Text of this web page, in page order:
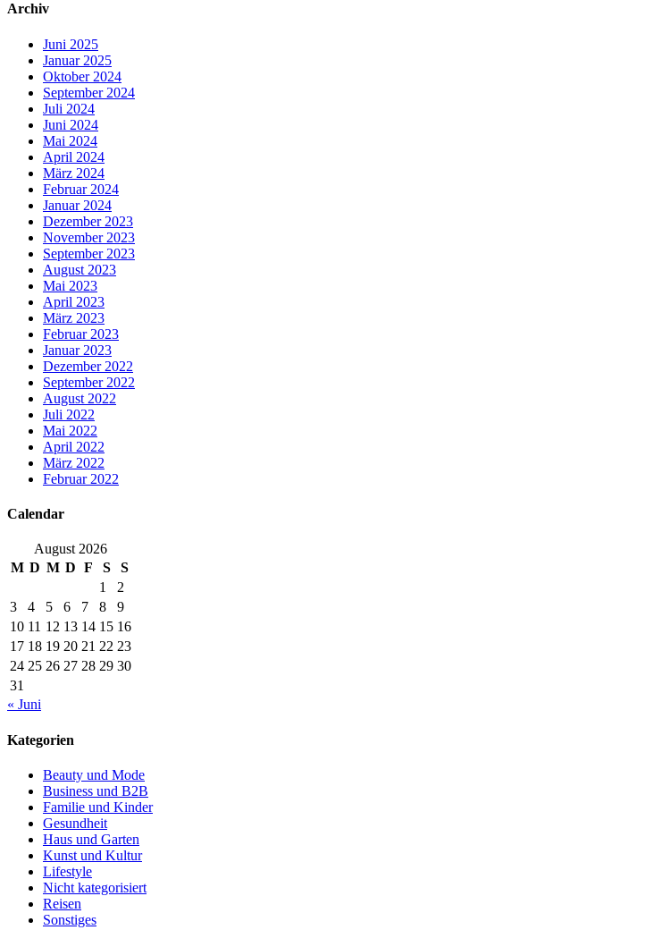
Archiv
Juni 2025
Januar 2025
Oktober 2024
September 2024
Juli 2024
Juni 2024
Mai 2024
April 2024
März 2024
Februar 2024
Januar 2024
Dezember 2023
November 2023
September 2023
August 2023
Mai 2023
April 2023
März 2023
Februar 2023
Januar 2023
Dezember 2022
September 2022
August 2022
Juli 2022
Mai 2022
April 2022
März 2022
Februar 2022
Calendar
August 2026
M D M D F S
S
1
2
3
4 5 6 7 8
9
10 11 12 13 14 15 16
17 18 19 20 21 22 23
24 25 26 27 28 29 30
31
« Juni
Kategorien
Beauty und Mode
Business und B2B
Familie und Kinder
Gesundheit
Haus und Garten
Kunst und Kultur
Lifestyle
Nicht kategorisiert
Reisen
Sonstiges